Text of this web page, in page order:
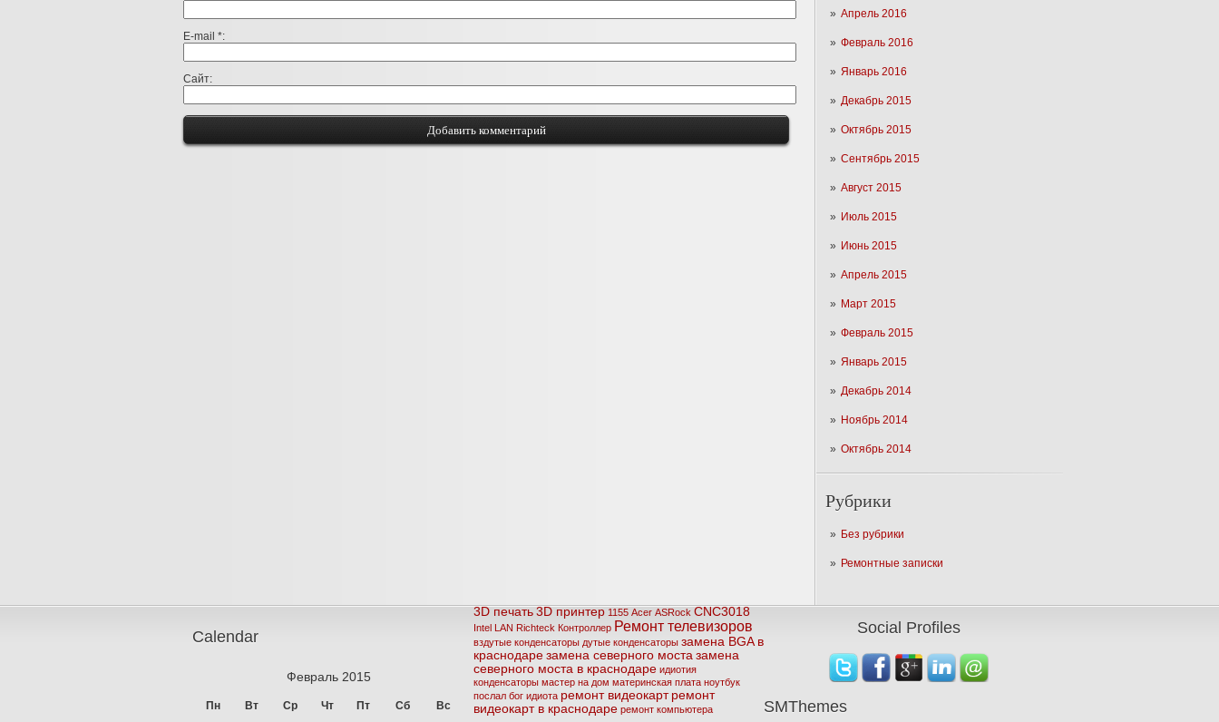
Апрель 2016
Февраль 2016
Январь 2016
Декабрь 2015
Октябрь 2015
Сентябрь 2015
Август 2015
Июль 2015
Июнь 2015
Апрель 2015
Март 2015
Февраль 2015
Январь 2015
Декабрь 2014
Ноябрь 2014
Октябрь 2014
Рубрики
Без рубрики
Ремонтные записки
E-mail *
Сайт
Calendar
Февраль 2015
Пн Вт Ср Чт Пт Сб Вс
3D печать 3D принтер 1155 Acer ASRock CNC3018
Intel LAN Richteck Контроллер Ремонт телевизоров
вздутые конденсаторы дутые конденсаторы замена BGA в
краснодаре замена северного моста замена
северного моста в краснодаре идиотия
конденсаторы мастер на дом материнская плата ноутбук
послал бог идиота ремонт видеокарт ремонт
видеокарт в краснодаре ремонт компьютера
Social Profiles
SMThemes